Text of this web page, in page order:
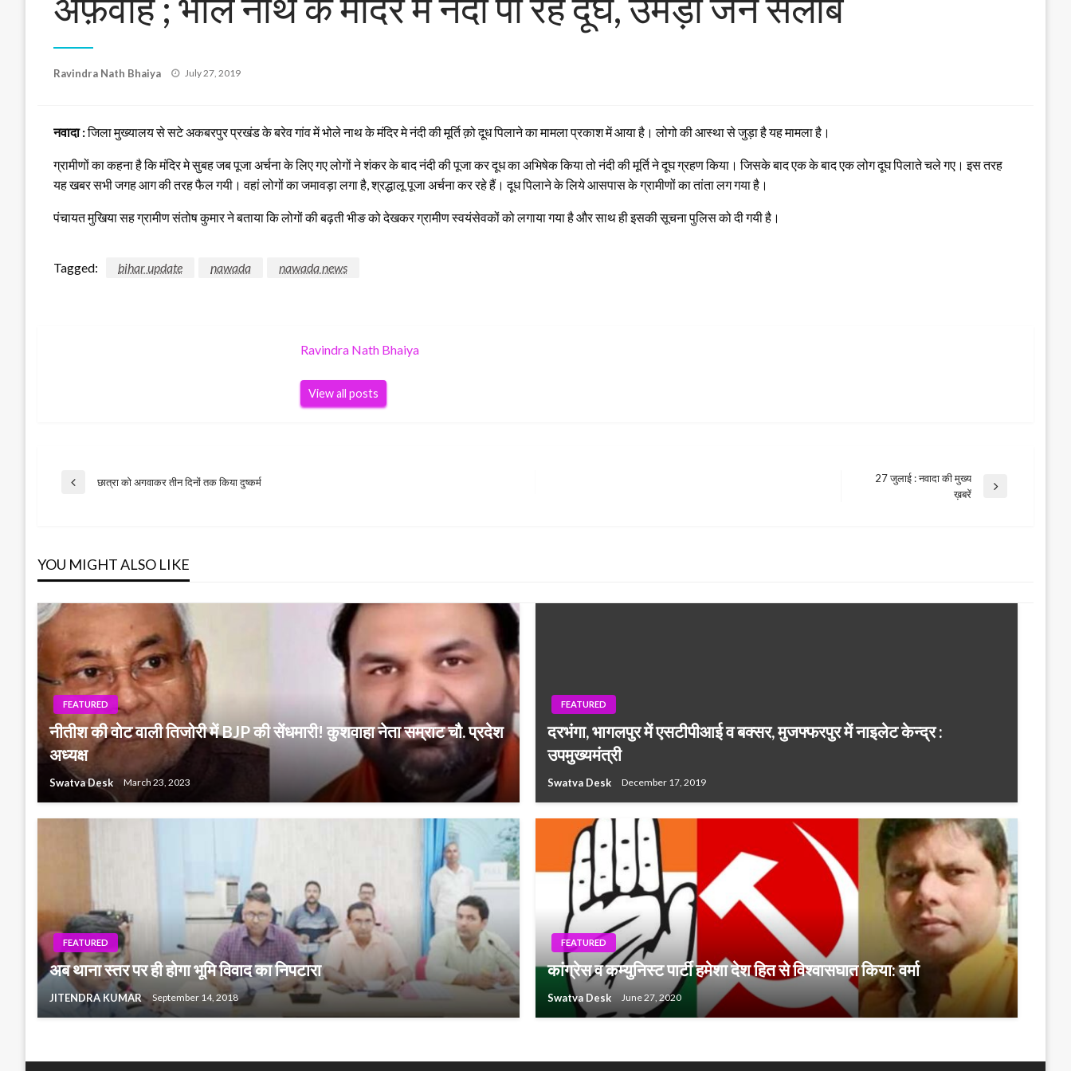
Ravindra Nath Bhaiya
Posted
July 27, 2019
नवादा :जिला मुख्यालय से सटे अकबरपुर प्रखंड के बरेव गांव में भोले नाथ के मंदिर मे नंदी की मूर्ति क़ो दूध पिलाने का मामला प्रकाश में आया है। लोगो की आस्था से जुड़ा है यह मामला है।
ग्रामीणों का कहना है कि मंदिर मे सुबह जब पूजा अर्चना के लिए गए लोगों ने शंकर के बाद नंदी की पूजा कर दूध का अभिषेक किया तो नंदी की मूर्ति ने दूघ ग्रहण किया। जिसके बाद एक के बाद एक लोग दूघ पिलाते चले गए। इस तरह
यह खबर सभी जगह आग की तरह फैल गयी। वहां लोगों का जमावड़ा लगा है, श्रद्धालू पूजा अर्चना कर रहे हैं। दूध पिलाने के लिये आसपास के ग्रामीणों का तांता लग गया है।
पंचायत मुखिया सह ग्रामीण संतोष कुमार ने बताया कि लोगों की बढ़ती भीङ को देखकर ग्रामीण स्वयंसेवकों को लगाया गया है और साथ ही इसकी सूचना पुलिस को दी गयी है।
Tagged: bihar update nawada nawada news
Ravindra Nath Bhaiya
View all posts
Post
Previous
छात्रा को अगवाकर तीन दिनों तक किया दुष्कर्म
27 जुलाई : नवादा की मुख्य
ख़बरें
YOU MIGHT ALSO LIKE
FEATURED
नीतीश की वोट वाली तिजोरी में BJP की सेंधमारी! कुशवाहा नेता सम्राट चौ. प्रदेश
अध्यक्ष
Swatva Desk March 23, 2023
FEATURED
दरभंगा, भागलपुर में एसटीपीआई व बक्सर, मुजफ्फरपुर में नाइलेट केन्द्र :
उपमुख्यमंत्री
Swatva Desk December 17, 2019
FEATURED
अब थाना स्तर पर ही होगा भूमि विवाद का निपटारा
JITENDRA KUMAR September 14, 2018
FEATURED
कांग्रेस व कम्युनिस्ट पार्टी हमेशा देश हित से विश्वासघात किया: वर्मा
Swatva Desk June 27, 2020